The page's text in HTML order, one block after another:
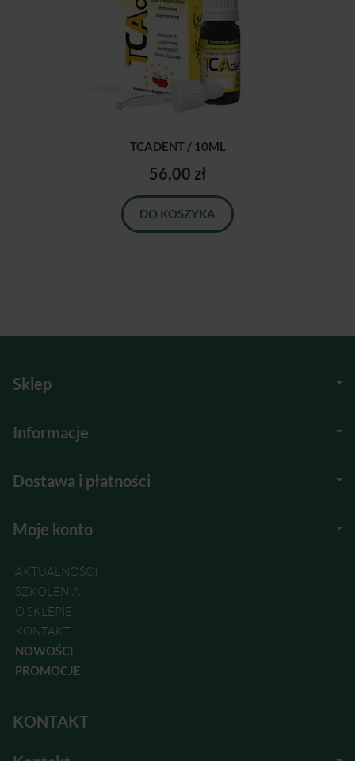
TCADENT / 10ML
56,00 zł
DO KOSZYKA
Sklep
Informacje
Dostawa i płatności
Moje konto
AKTUALNOŚCI
SZKOLENIA
O SKLEPIE
KONTAKT
NOWOŚCI
PROMOCJE
KONTAKT